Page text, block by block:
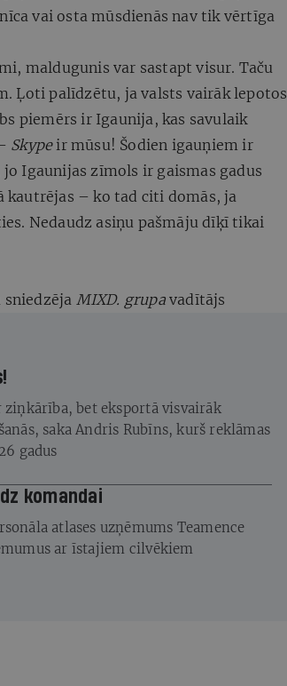
vai osta mūsdienās nav tik vērtīga
maldugunis var sastapt visur. Taču
Ļoti palīdzētu, ja valsts vairāk lepotos
piemērs ir Igaunija, kas savulaik
Skypeir mūsu! Šodien igauņiem ir
Igaunijas zīmols ir gaismas gadus
kautrējas – ko tad citi domās, ja
Nedaudz asiņu pašmāju dīķī tikai
MIXD. grupavadītājs
ziņkārība, bet eksportā visvairāk
saka Andris Rubīns, kurš reklāmas
gadus
komandai
atlases uzņēmums Teamence
ar īstajiem cilvēkiem